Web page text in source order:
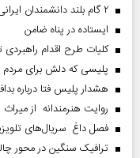
۲ گام بلند دانشمندان ایرانی
ایستاده در پناه ضامن
کلیات طرح اقدام
پلیسی که دلش برای مردم
هشدار پلیس فتا درباره
روایت هنرمندانه از
فصل داغ سریال‌های
ترافیک سنگین در محور